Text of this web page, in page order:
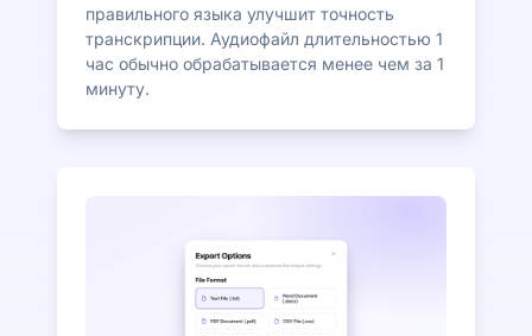
правильного языка улучшит точность
транскрипции. Аудиофайл длительностью 1
час обычно обрабатывается менее чем за 1
минуту.